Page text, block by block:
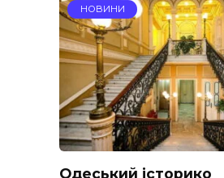
НОВИНИ
Одеський історико